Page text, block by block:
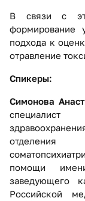
В связи с
формирование
подхода к
отравление
Спикеры:
Симонова
помощи
заведующего
Российской